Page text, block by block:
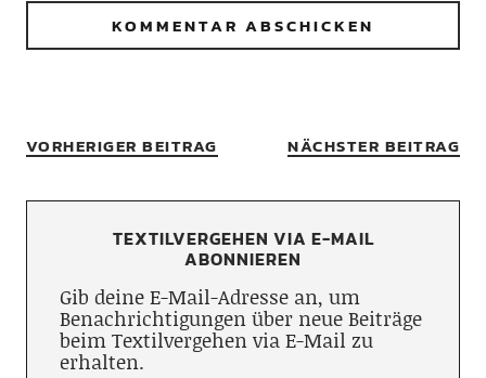
VORHERIGER BEITRAG NÄCHSTER BEITRAG
TEXTILVERGEHEN VIA E-MAIL
ABONNIEREN
Gib deine E-Mail-Adresse an, um
Benachrichtigungen über neue Beiträge
beim Textilvergehen via E-Mail zu
erhalten.